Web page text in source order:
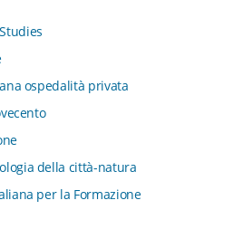
ospedalità privata
della città-natura
per la Formazione